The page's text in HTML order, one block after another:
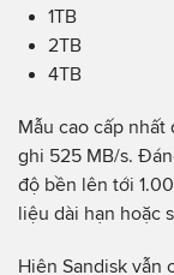
1TB
2TB
4TB
Mẫu cao cấp
ghi 525 MB/s.
độ bền lên tới
liệu dài hạn hoặc
Hiện Sandisk vẫn